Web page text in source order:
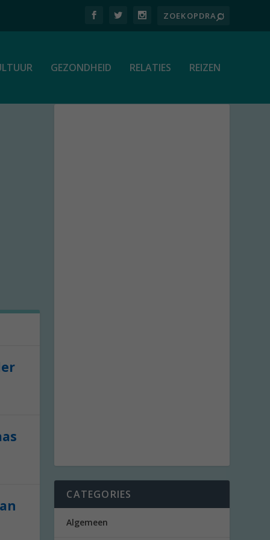
GEZONDHEID RELATIES REIZEN
CATEGORIES
Algemeen